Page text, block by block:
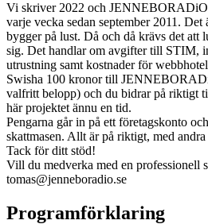
Vi skriver 2022 och
varje vecka sedan september 2011.
bygger på lust. Då och då krävs det att
sig. Det handlar om avgifter till STIM,
utrustning samt kostnader för
Swisha 100 kronor till
valfritt belopp) och du bidrar på riktigt
här projektet ännu en tid.
Pengarna går in på ett företagskonto
skattmasen. Allt är på riktigt, med andra
Tack för ditt stöd!
Vill du medverka med en professionell
tomas@jenneboradio.se
Programförklaring